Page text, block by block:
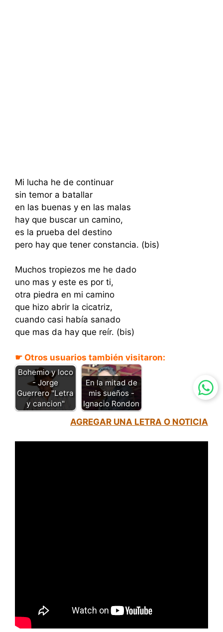
Mi lucha he de continuar
sin temor a batallar
en las buenas y en las malas
hay que buscar un camino,
es la prueba del destino
pero hay que tener constancia. (bis)
Muchos tropiezos me he dado
uno mas y este es por ti,
otra piedra en mi camino
que hizo abrir la cicatriz,
cuando casi había sanado
que mas da hay que reír. (bis)
☛ Otros usuarios también visitaron:
Bohemio y loco
- Jorge
Guerrero "Letra
y cancion"
En la mitad de
mis sueños -
Ignacio Rondon
AGREGAR UNA LETRA O NOTICIA